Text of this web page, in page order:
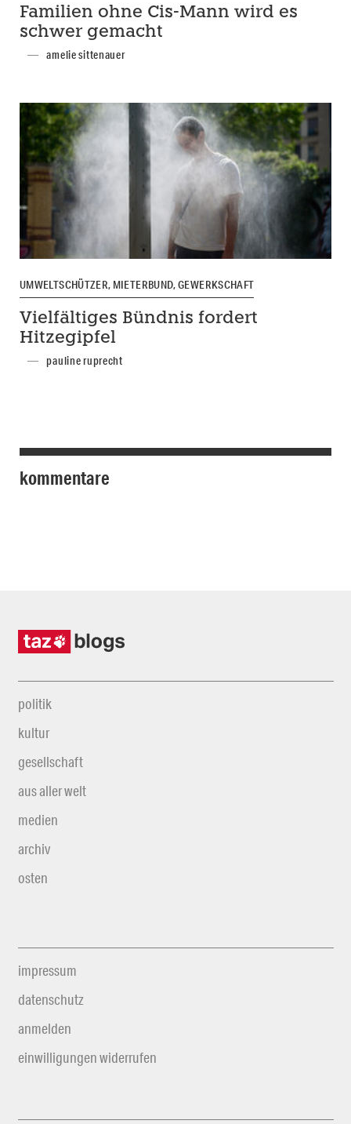
Familien ohne Cis-Mann wird es
schwer gemacht
amelie sittenauer
UMWELTSCHÜTZER, MIETERBUND, GEWERKSCHAFT
Vielfältiges Bündnis fordert
Hitzegipfel
pauline ruprecht
kommentare
politik
kultur
gesellschaft
aus aller welt
medien
archiv
osten
impressum
datenschutz
anmelden
einwilligungen widerrufen